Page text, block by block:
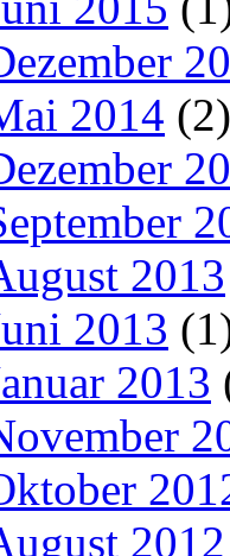
2014 (2)
2013
2013
2013
2012